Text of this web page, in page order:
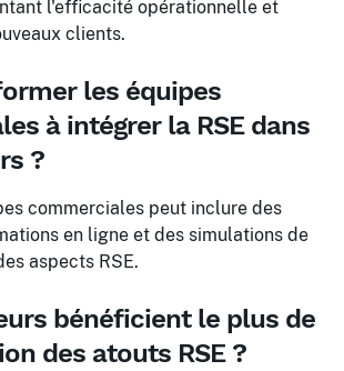
l'efficacité opérationnelle et
clients.
les équipes
à intégrer la RSE dans
?
commerciales peut inclure des
en ligne et des simulations de
aspects RSE.
bénéficient le plus de
des atouts RSE ?